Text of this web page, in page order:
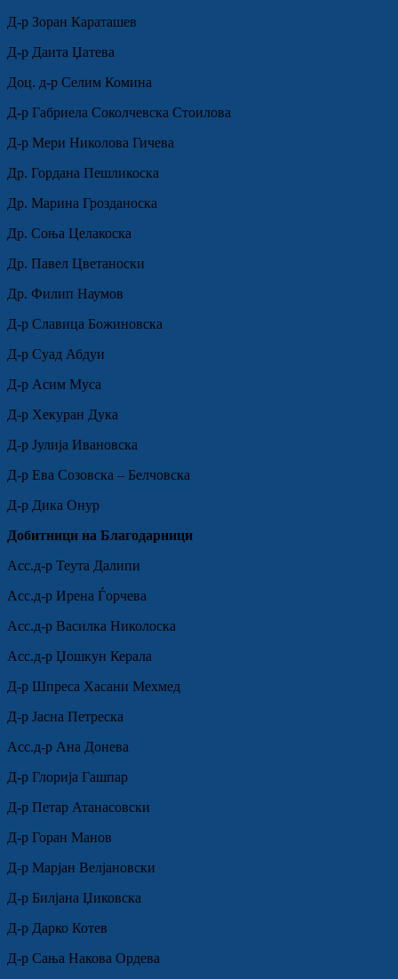
Д-р Зоран Караташев
Д-р Даита Џатева
Доц. д-р Селим Комина
Д-р Габриела Соколчевска Стоилова
Д-р Мери Николова Гичева
Др. Гордана Пешликоска
Др. Марина Грозданоска
Др. Соња Целакоска
Др. Павел Цветаноски
Др. Филип Наумов
Д-р Славица Божиновска
Д-р Суад Абдуи
Д-р Асим Муса
Д-р Хекуран Дука
Д-р Јулија Ивановска
Д-р Ева Созовска – Белчовска
Д-р Дика Онур
Добитници на Благодарници
Асс.д-р Теута Далипи
Асс.д-р Ирена Ѓорчева
Асс.д-р Василка Николоска
Асс.д-р Џошкун Керала
Д-р Шпреса Хасани Мехмед
Д-р Јасна Петреска
Асс.д-р Ана Донева
Д-р Глорија Гашпар
Д-р Петар Атанасовски
Д-р Горан Манов
Д-р Марјан Велјановски
Д-р Билјана Џиковска
Д-р Дарко Котев
Д-р Сања Накова Ордева